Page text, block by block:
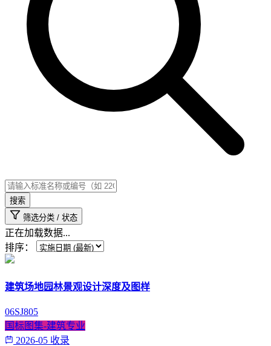
搜索
筛选分类 / 状态
正在加载数据...
排序：
建筑场地园林景观设计深度及图样
06SJ805
国标图集-建筑专业
2026-05 收录